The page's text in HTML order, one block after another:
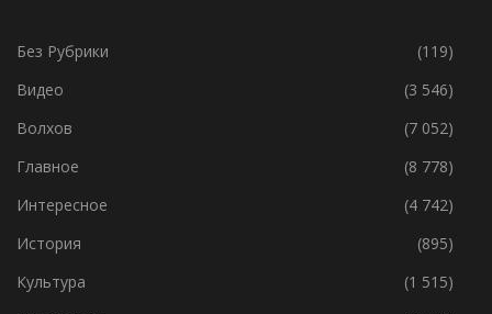
Без Рубрики
(119)
Видео
(3 546)
Волхов
(7 052)
Главное
(8 778)
Интересное
(4 742)
История
(895)
Культура
(1 515)